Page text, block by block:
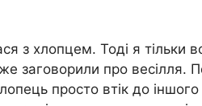
з хлопцем. Тоді я тільки
заговорили про весілля.
просто втік до